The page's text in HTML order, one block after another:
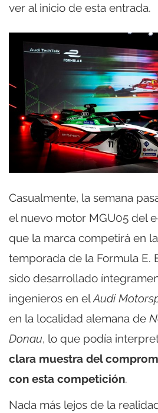
ver al inicio de esta entrada.
Casualmente, la semana
el nuevo motor MGU05 del
que la marca competirá en
temporada de la Formula E.
sido desarrollado
ingenieros en elAudi
en la localidad alemana de
Donau, lo que podía
clara muestra del
con esta competición.
Nada más lejos de la